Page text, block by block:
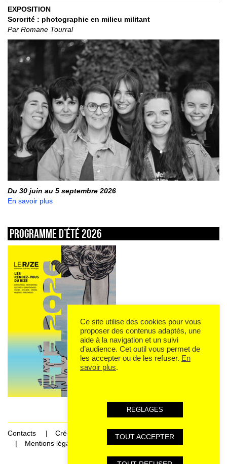
EXPOSITION
Sororité : photographie en milieu militant
Par Romane Tourral
Du 30 juin au 5 septembre 2026
En savoir plus
Programme d’été 2026
Contacts
Crédits
Mentions légales et données personnelles
Ce site utilise des cookies pour vous
proposer des contenus adaptés, une
aide à la navigation et un suivi
d’audience. Cet outil vous permet de
les accepter ou de les refuser. En
savoir plus.
REGLAGES
TOUT ACCEPTER